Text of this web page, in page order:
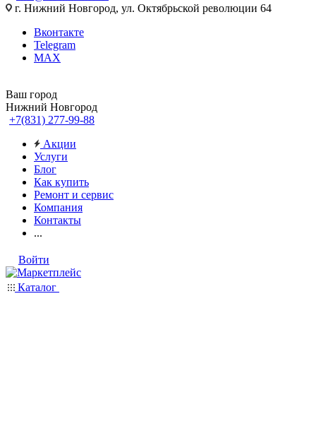
г. Нижний Новгород, ул. Октябрьской революции 64
Вконтакте
Telegram
MAX
Ваш город
Нижний Новгород
+7(831) 277-99-88
Акции
Услуги
Блог
Как купить
Ремонт и сервис
Компания
Контакты
...
Войти
Каталог